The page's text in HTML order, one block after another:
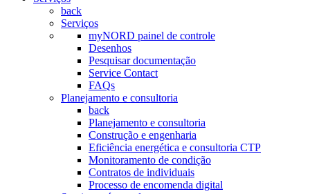
back
Serviços
myNORD painel de controle
Desenhos
Pesquisar documentação
Service Contact
FAQs
Planejamento e consultoria
back
Planejamento e consultoria
Construção e engenharia
Eficiência energética e consultoria CTP
Monitoramento de condição
Contratos de individuais
Processo de encomenda digital